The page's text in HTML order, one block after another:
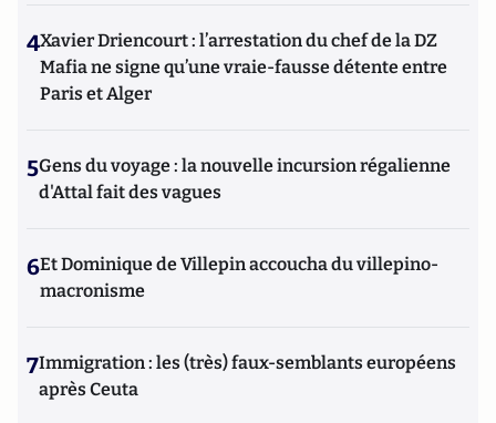
4Xavier Driencourt : l’arrestation du chef de la DZ
Mafia ne signe qu’une vraie-fausse détente entre
Paris et Alger
5Gens du voyage : la nouvelle incursion régalienne
d'Attal fait des vagues
6Et Dominique de Villepin accoucha du villepino-
macronisme
7Immigration : les (très) faux-semblants européens
après Ceuta